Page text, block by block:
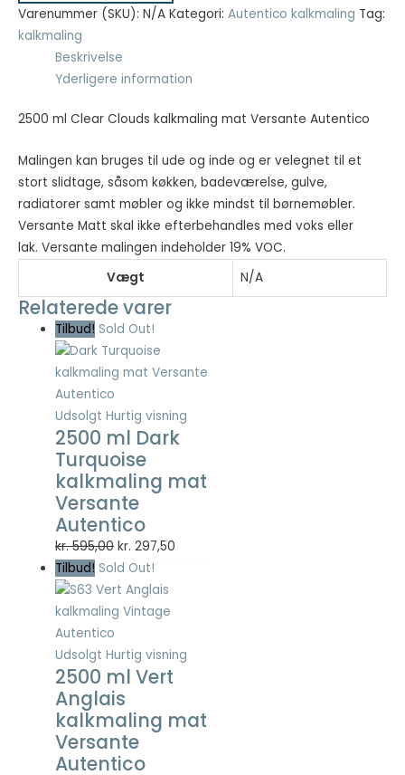
kalkmaling
mat
Versante
Autentico
Varenummer (SKU): N/A Kategori: Autentico kalkmaling Tag:
kalkmaling
Beskrivelse
Yderligere information
2500 ml Clear Clouds kalkmaling mat Versante Autentico
Malingen kan bruges til ude og inde og er velegnet til et
stort slidtage, såsom køkken, badeværelse, gulve,
radiatorer samt møbler og ikke mindst til børnemøbler.
Versante Matt skal ikke efterbehandles med voks eller
lak. Versante malingen indeholder 19% VOC.
Vægt
N/A
Relaterede varer
Tilbud! Sold Out!
Udsolgt Hurtig visning
2500 ml Dark
Turquoise
kalkmaling mat
Versante
Autentico
kr.595,00 Den
oprindelige
pris
var:
kr. 297,50
Tilbud! Sold Out!
Udsolgt Hurtig visning
2500 ml Vert
Anglais
kalkmaling mat
Versante
Autentico
Nødvendig
Nødvendige
cookies hjælper
med at gøre en
hjemmeside
aktivere
funktioner
såsom side-
navigation og
adgang til sikre
områder af
hjemmesiden.
Hjemmesiden
kan ikke fungere
ordentligt uden
disse cookies.
Statistisk
Statistisk
cookies
hjælper
webstedsejere
med at forstå,
hvordan de
besøgende
interagerer
med
hjemmesider
ved at
indsamle og
rapportere
oplysninger
anonymt.
Oplevelse
For at vores
hjemmeside
skal fungere